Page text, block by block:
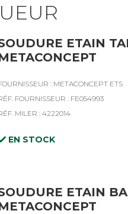
ETAIN
: METACONCEPT ETS
FOURNISSEUR : FE054993
MILER : 4222014
EN STOCK
ETAIN